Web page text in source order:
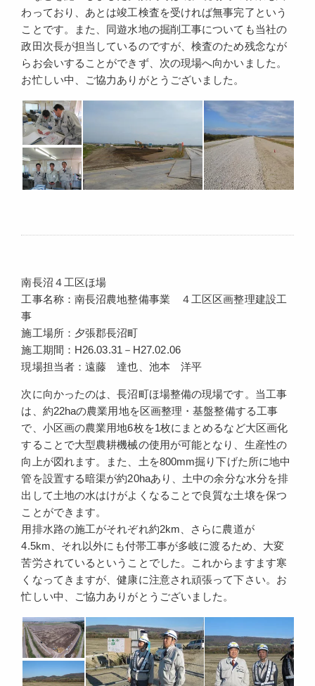
わっており、あとは竣工検査を受ければ無事完了という
ことです。また、同遊水地の掘削工事についても当社の
政田次長が担当しているのですが、検査のため残念なが
らお会いすることができず、次の現場へ向かいました。
お忙しい中、ご協力ありがとうございました。
南長沼４工区ほ場
工事名称：南長沼農地整備事業 ４工区区画整理建設工
事
施工場所：夕張郡長沼町
施工期間：H26.03.31－H27.02.06
現場担当者：遠藤 達也、池本 洋平
次に向かったのは、長沼町ほ場整備の現場です。当工事
は、約22haの農業用地を区画整理・基盤整備する工事
で、小区画の農業用地6枚を1枚にまとめるなど大区画化
することで大型農耕機械の使用が可能となり、生産性の
向上が図れます。また、土を800mm掘り下げた所に地中
管を設置する暗渠が約20haあり、土中の余分な水分を排
出して土地の水はけがよくなることで良質な土壌を保つ
ことができます。
用排水路の施工がそれぞれ約2km、さらに農道が
4.5km、それ以外にも付帯工事が多岐に渡るため、大変
苦労されているということでした。これからますます寒
くなってきますが、健康に注意され頑張って下さい。お
忙しい中、ご協力ありがとうございました。